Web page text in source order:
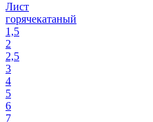
Лист
горячекатаный
1,5
2
2,5
3
4
5
6
7